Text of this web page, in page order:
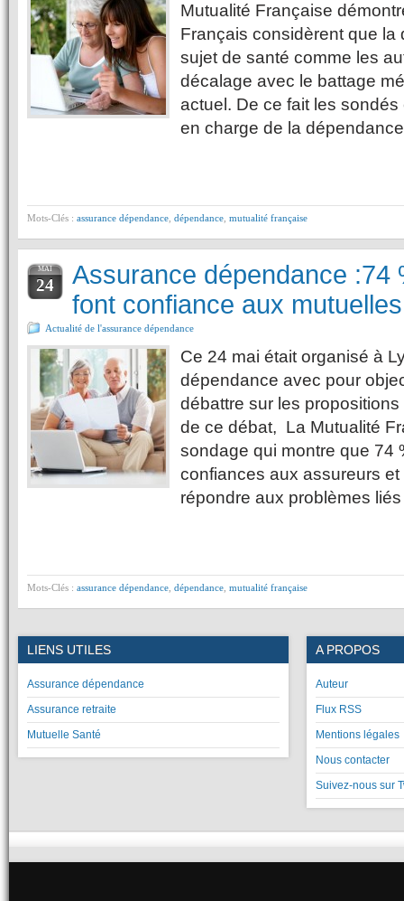
Mutualité Française
Français considèrent que la
sujet de santé comme les
décalage avec le battage
actuel. De ce fait les
en charge de la
Mots-Clés : assurance dépendance dépendance mutualité française
MAI
24
Assurance dépendance :74
font confiance aux mutuelles
Actualité de l'assurance dépendance
Ce 24 mai était organisé à
dépendance avec pour
débattre sur les
de ce débat, La Mutualité
sondage qui montre que 74
confiances aux assureurs
répondre aux problèmes
Mots-Clés : assurance dépendance dépendance mutualité française
LIENS UTILES
Assurance dépendance
Assurance retraite
Mutuelle Santé
A PROPOS
Auteur
Flux RSS
Mentions légales
Nous contacter
Suivez-nous sur